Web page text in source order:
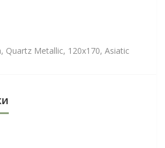
Quartz Metallic, 120x170, Asiatic